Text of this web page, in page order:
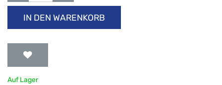
IN DEN WARENKORB
Auf Lager